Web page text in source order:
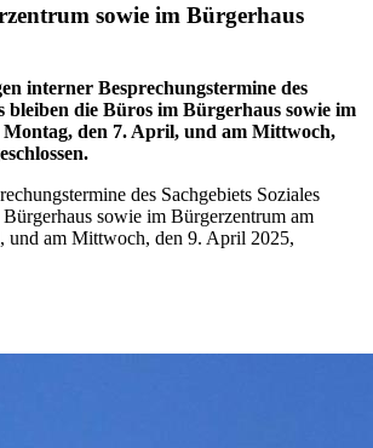
sowie im Bürgerhaus
interner Besprechungstermine des
bleiben die Büros im Bürgerhaus sowie im
den 7. April, und am Mittwoch,
des Sachgebiets Soziales
sowie im Bürgerzentrum am
und am Mittwoch, den 9. April 2025,